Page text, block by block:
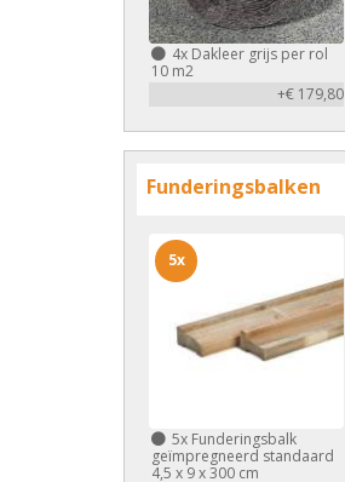
4x Dakleer grijs per rol
10 m2
+€ 179,80
Funderingsbalken
5x Funderingsbalk
geïmpregneerd standaard
4,5 x 9 x 300 cm
5x